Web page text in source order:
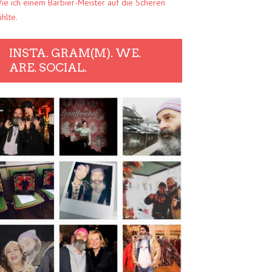
ich einem Barbier-Meister auf die Scheren
INSTA. GRAM(M). WE.
ARE. SOCIAL.